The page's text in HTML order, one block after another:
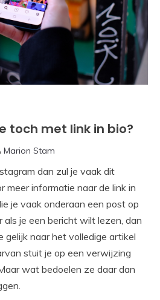
toch met link in bio?
Marion Stam
dan zul je vaak dit
meer informatie naar de link in
je vaak onderaan een post op
als je een bericht wilt lezen, dan
gelijk naar het volledige artikel
stuit je op een verwijzing
wat bedoelen ze daar dan